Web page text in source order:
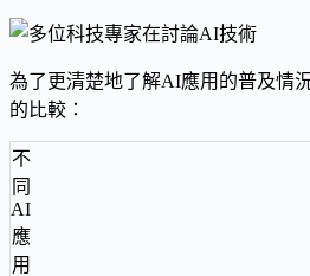
為了更清楚地了解AI應用的普及情
的比較：
不
同
AI
應
用